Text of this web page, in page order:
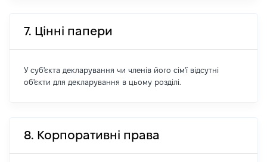
7. Цінні папери
У суб'єкта декларування чи членів його сім'ї відсутні
об'єкти для декларування в цьому розділі.
8. Корпоративні права